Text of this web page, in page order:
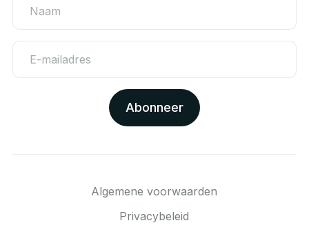
Algemene voorwaarden
Privacybeleid